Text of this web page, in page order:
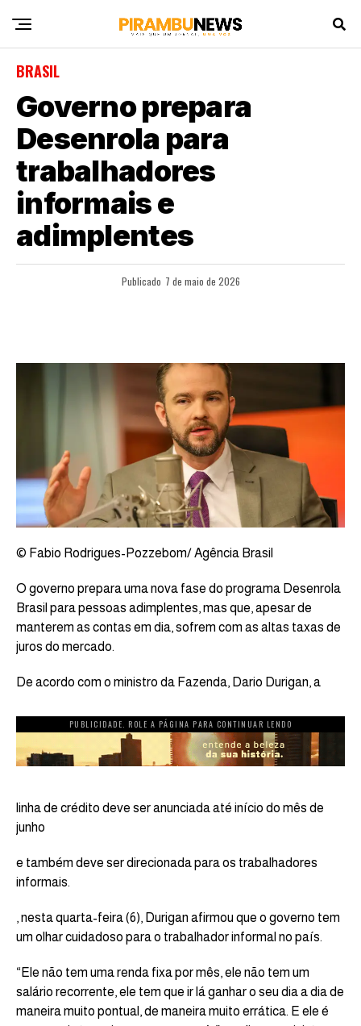
BRASIL
Governo prepara
Desenrola para
trabalhadores
informais e
adimplentes
Publicado 7 de maio de 2026
© Fabio Rodrigues-Pozzebom/ Agência Brasil
O governo prepara uma nova fase do programa Desenrola
Brasil para pessoas adimplentes, mas que, apesar de
manterem as contas em dia, sofrem com as altas taxas de
juros do mercado.
De acordo com o ministro da Fazenda, Dario Durigan, a
PUBLICIDADE. ROLE A PÁGINA PARA CONTINUAR LENDO
linha de crédito deve ser anunciada até início do mês de
junho
e também deve ser direcionada para os trabalhadores
informais.
, nesta quarta-feira (6), Durigan afirmou que o governo tem
um olhar cuidadoso para o trabalhador informal no país.
“Ele não tem uma renda fixa por mês, ele não tem um
salário recorrente, ele tem que ir lá ganhar o seu dia a dia de
maneira muito pontual, de maneira muito errática. E ele é